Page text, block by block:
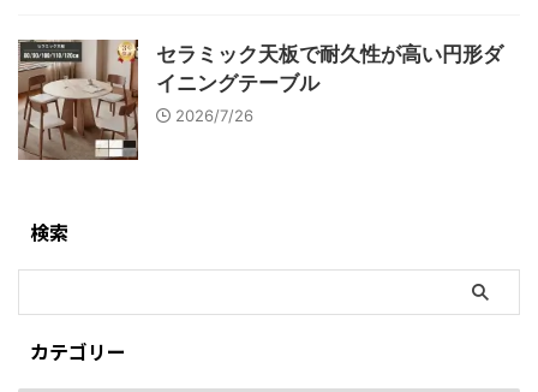
セラミック天板で耐久性が高い円形ダ
イニングテーブル
2026/7/26
検索
カテゴリー